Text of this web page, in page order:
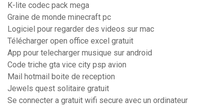
K-lite codec pack mega
Graine de monde minecraft pc
Logiciel pour regarder des videos sur mac
Télécharger open office excel gratuit
App pour telecharger musique sur android
Code triche gta vice city psp avion
Mail hotmail boite de reception
Jewels quest solitaire gratuit
Se connecter a gratuit wifi secure avec un ordinateur